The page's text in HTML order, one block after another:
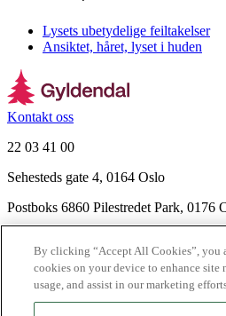
Lysets ubetydelige feiltakelser
Ansiktet, håret, lyset i huden
Kontakt oss
22 03 41 00
Sehesteds gate 4, 0164 Oslo
Postboks 6860 Pilestredet Park, 0176
Nyhetsbrev
Ledige stillinger
Send inn manus
By clicking “Accept All Cookies”, you
cookies on your device to enhance site
usage, and assist in our marketing